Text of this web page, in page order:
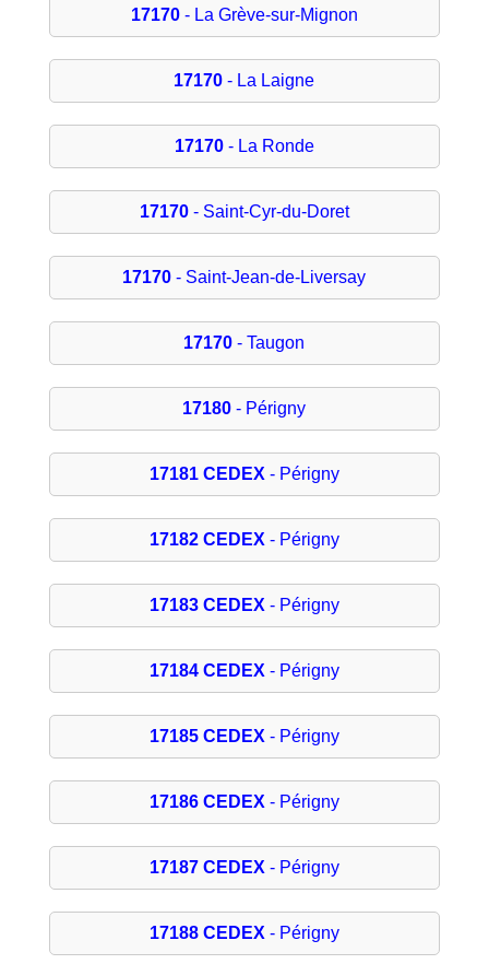
17170- La Grève-sur-Mignon
17170 - La Laigne
17170- La Ronde
17170- Saint-Cyr-du-Doret
17170 - Saint-Jean-de-Liversay
17170 - Taugon
17180 - Périgny
17181 CEDEX - Périgny
17182 CEDEX - Périgny
17183 CEDEX - Périgny
17184 CEDEX - Périgny
17185 CEDEX - Périgny
17186 CEDEX - Périgny
17187 CEDEX - Périgny
17188 CEDEX - Périgny